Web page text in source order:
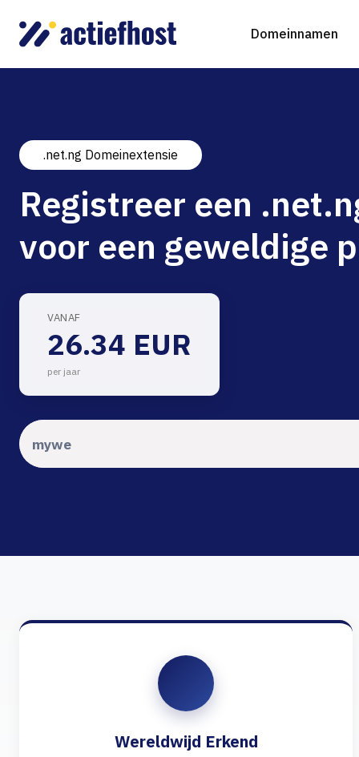
Domeinnamen
Domeinnaam registreren
Domeinnaam verhuizen
gTLD-extensies
Webhosting
NGINX Hosting
Virtual Servers
Beheerde Cloud Virtuele Server
.net.ng Domeinextensie
Registreer een
voor een geweldige
VANAF
26.34 EUR
per jaar
Wereldwijd Erkend